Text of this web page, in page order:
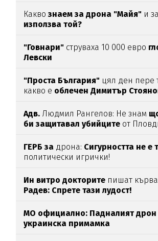
Каквознаем за дрона "Майя" и
използва той?
"Говнари" струваха 10 000 евро
Левски
"Проста България" цял ден пере
какво е облечен Димитър
Адв. Людмил Рангелов: Не знам
би защитавал убийците от
ГЕРБ за дрона: Сигурността не е
политически игрички!
Ин витро докторите пишат
Радев: Спрете тази лудост!
МО официално: Падналият дрон
украинска примамка